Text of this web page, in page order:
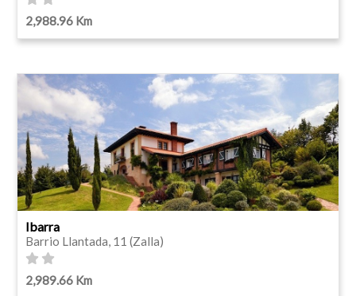
2,988.96 Km
Ibarra
Barrio Llantada, 11 (Zalla)
2,989.66 Km